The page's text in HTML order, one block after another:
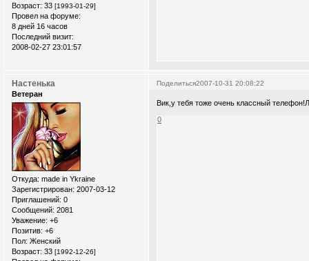
Возраст: 33 [1993-01-29]
Провел на форуме:
8 дней 16 часов
Последний визит:
2008-02-27 23:01:57
Поделиться2007-10-31 20:08:22
Настенька
Ветеран
Откуда: made in Ykraine
Зарегистрирован: 2007-03-12
Приглашений: 0
Сообщений: 2081
Уважение: +6
Позитив: +6
Пол: Женский
Возраст: 33 [1992-12-26]
Вик,у тебя тоже очень классный
0